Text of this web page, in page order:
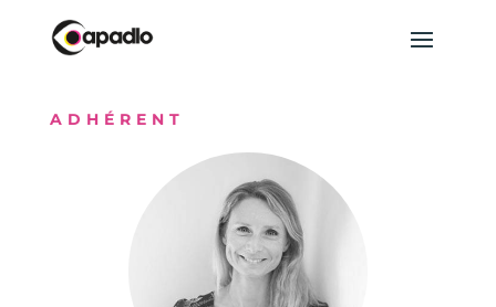
ADHÉRENT